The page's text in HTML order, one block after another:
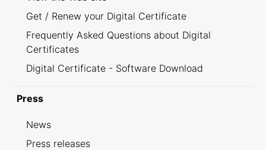
Get / Renew your Digital Certificate
Frequently Asked Questions about Digital
Certificates
Digital Certificate - Software Download
Press
News
Press releases